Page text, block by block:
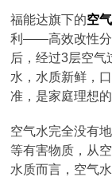
福能达旗下的空
利——高效改性分
后，经过3层空气
水，水质新鲜，
准，是家庭理想
空气水完全没有
等有害物质，从
水质而言，空气